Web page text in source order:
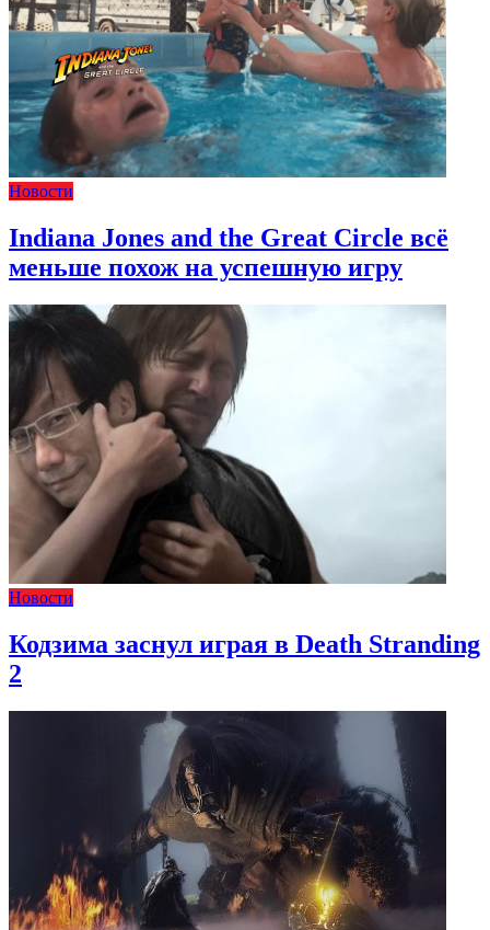
Новости
Indiana Jones and the Great Circle всё
меньше похож на успешную игру
Новости
Кодзима заснул играя в Death Stranding
2